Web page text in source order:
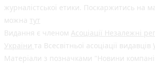
журналістської етики. Поскаржитись на
можна тут
Видання є членом Асоціації Незалежні
України та Всесвітньої асоціації видавців
Матеріали з позначками "Новини